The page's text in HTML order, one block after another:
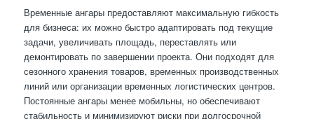
Временные ангары предоставляют максимальную гибкость
для бизнеса: их можно быстро адаптировать под текущие
задачи, увеличивать площадь, переставлять или
демонтировать по завершении проекта. Они подходят для
сезонного хранения товаров, временных производственных
линий или организации временных логистических центров.
Постоянные ангары менее мобильны, но обеспечивают
стабильность и минимизируют риски при долгосрочной